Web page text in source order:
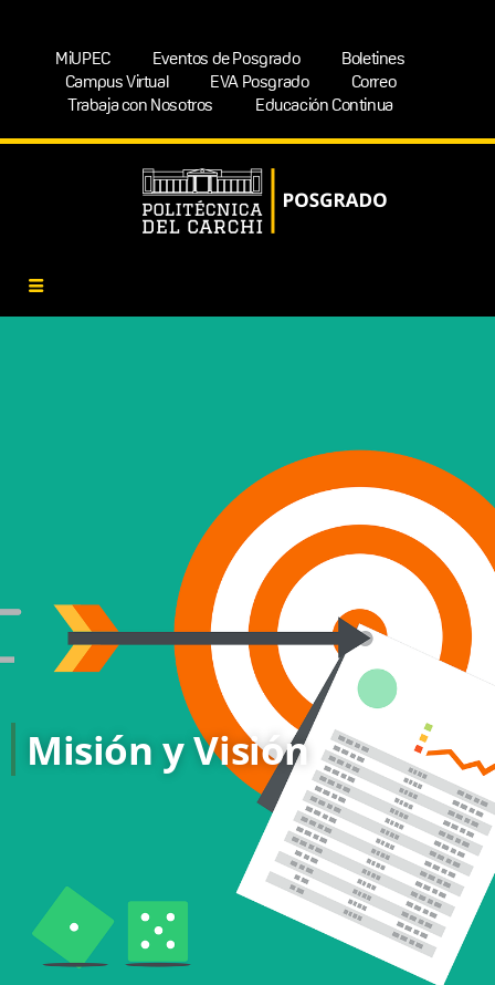
MiUPEC Eventos de Posgrado
Boletines
Campus Virtual
EVA Posgrado
Correo
Trabaja con Nosotros
Educación Continua
Misión y Visión